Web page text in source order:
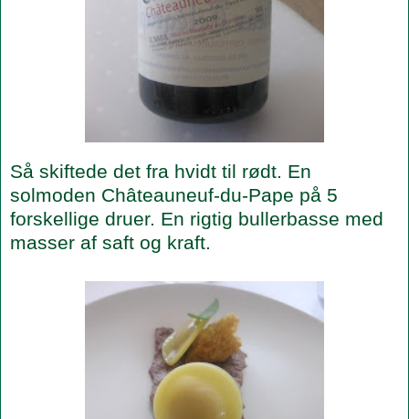
Så skiftede det fra hvidt til rødt. En
solmoden Châteauneuf-du-Pape på 5
forskellige druer. En rigtig bullerbasse med
masser af saft og kraft.